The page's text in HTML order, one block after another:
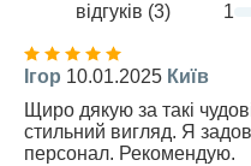
відгуків (3)
1
Ігор 10.01.2025 Київ
Щиро дякую за такі
стильний вигляд. Я
персонал. Рекомендую.